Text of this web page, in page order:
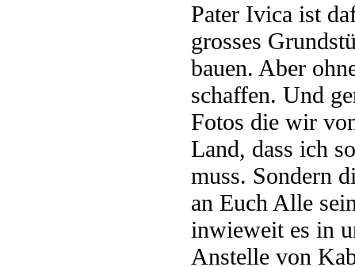
Pater Ivica ist
grosses
bauen. Aber
schaffen. Und
Fotos die wir
Land, dass ich
muss. Sondern
an Euch Alle
inwieweit es in
Anstelle von